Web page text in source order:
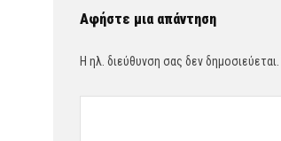
Αφήστε μια απάντηση
Η ηλ. διεύθυνση σας δεν δημοσιεύεται.